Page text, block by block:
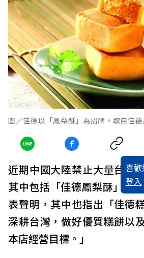
圖／佳德以「鳳梨酥」為招牌。取自佳
喜歡
登入
近期中國大陸禁止大量台灣
其中包括「佳德鳳梨酥」。
表聲明，其中也指出「佳德
深耕台灣，做好優質糕餅以
本店經營目標。」